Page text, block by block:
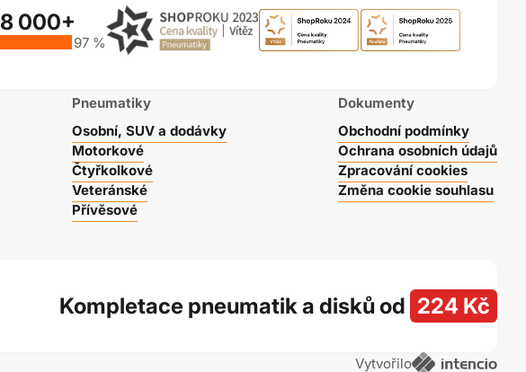
8 000+
97 %
Pneumatiky
Osobní, SUV a dodávky
Motorkové
Čtyřkolkové
Veteránské
Přívěsové
Dokumenty
Obchodní podmínky
Ochrana osobních údajů
Zpracování cookies
Změna cookie souhlasu
Kompletace pneumatik a disků od 224 Kč
Vytvořilo